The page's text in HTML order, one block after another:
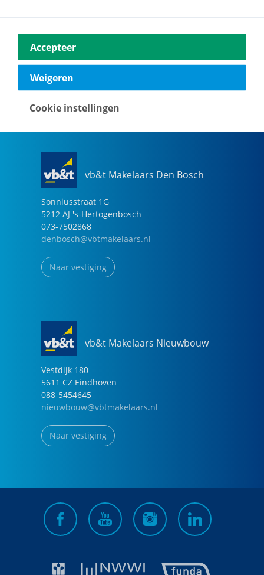
Vestdijk 180
5611 CZ Eindhoven
040-2696949
vb&t Makelaars Den Bosch
Sonniusstraat 1G
5212 AJ 's-Hertogenbosch
073-7502868
denbosch@vbtmakelaars.nl
Naar vestiging
vb&t Makelaars Nieuwbouw
Vestdijk 180
5611 CZ Eindhoven
088-5454645
nieuwbouw@vbtmakelaars.nl
Naar vestiging
Accepteer
Weigeren
Cookie instellingen